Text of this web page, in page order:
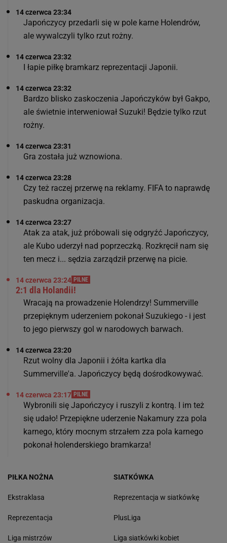
14 czerwca 23:34
Japończycy przedarli się w pole karne Holendrów,
ale wywalczyli tylko rzut rożny.
14 czerwca 23:32
I łapie piłkę bramkarz reprezentacji Japonii.
14 czerwca 23:32
Bardzo blisko zaskoczenia Japończyków był Gakpo,
ale świetnie interweniował Suzuki! Będzie tylko rzut
rożny.
14 czerwca 23:31
Gra została już wznowiona.
14 czerwca 23:28
Czy też raczej przerwę na reklamy. FIFA to naprawdę
paskudna organizacja.
14 czerwca 23:27
Atak za atak, już próbowali się odgryźć Japończycy,
ale Kubo uderzył nad poprzeczką. Rozkręcił nam się
ten mecz i... sędzia zarządził przerwę na picie.
14 czerwca 23:24 PILNE
2:1 dla Holandii!
Wracają na prowadzenie Holendrzy! Summerville
przepięknym uderzeniem pokonał Suzukiego - i jest
to jego pierwszy gol w narodowych barwach.
14 czerwca 23:20
Rzut wolny dla Japonii i żółta kartka dla
Summerville'a. Japończycy będą dośrodkowywać.
14 czerwca 23:17 PILNE
Wybronili się Japończycy i ruszyli z kontrą. I im też
się udało! Przepiękne uderzenie Nakamury zza pola
karnego, który mocnym strzałem zza pola karnego
pokonał holenderskiego bramkarza!
PIŁKA NOŻNA
Ekstraklasa
Reprezentacja
Liga mistrzów
SIATKÓWKA
Reprezentacja w siatkówkę
PlusLiga
Liga siatkówki kobiet